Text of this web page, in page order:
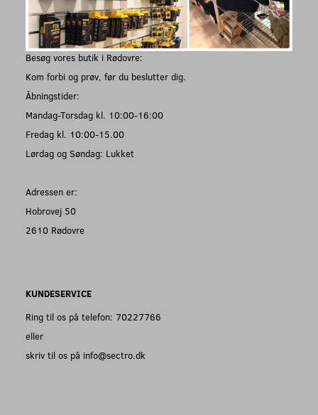
Besøg vores butik i Rødovre:
Kom forbi og prøv, før du beslutter dig.
Åbningstider:
Mandag-Torsdag kl. 10:00-16:00
Fredag kl. 10:00-15.00
Lørdag og Søndag: Lukket
Adressen er:
Hobrovej 50
2610 Rødovre
KUNDESERVICE
Ring til os på telefon: 70227766
eller
skriv til os på info@sectro.dk